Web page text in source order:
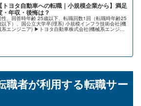
【トヨタ自動車への転職｜小規模企業から】満足
・年収・後悔は？
性、回答時年齢 25歳以下、転職回数1回（転職時年齢25
以下）、国公立大学卒(理系) 小規模インフラ技術会社(機
系エンジニア) ▶トヨタ自動車株式会社(機械系エンジニ
ア) 転職満足度: ★★★★★（とても満足） 給与水準:
職者が利用する転職サー